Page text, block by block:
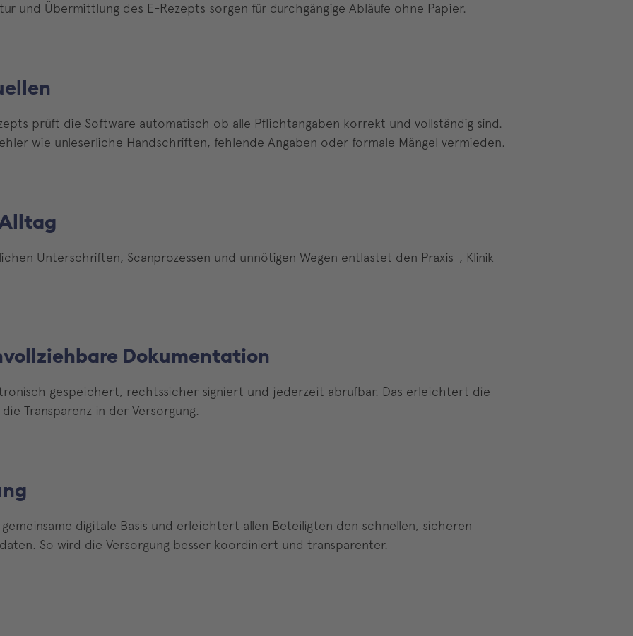
und Übermittlung des E-Rezepts sorgen für durchgängige Abläufe ohne Papier.
prüft die Software automatisch ob alle Pflichtangaben korrekt und vollständig sind.
wie unleserliche Handschriften, fehlende Angaben oder formale Mängel vermieden.
Unterschriften, Scanprozessen und unnötigen Wegen entlastet den Praxis-, Klinik-
Dokumentation
gespeichert, rechtssicher signiert und jederzeit abrufbar. Das erleichtert die
Transparenz in der Versorgung.
digitale Basis und erleichtert allen Beteiligten den schnellen, sicheren
So wird die Versorgung besser koordiniert und transparenter.